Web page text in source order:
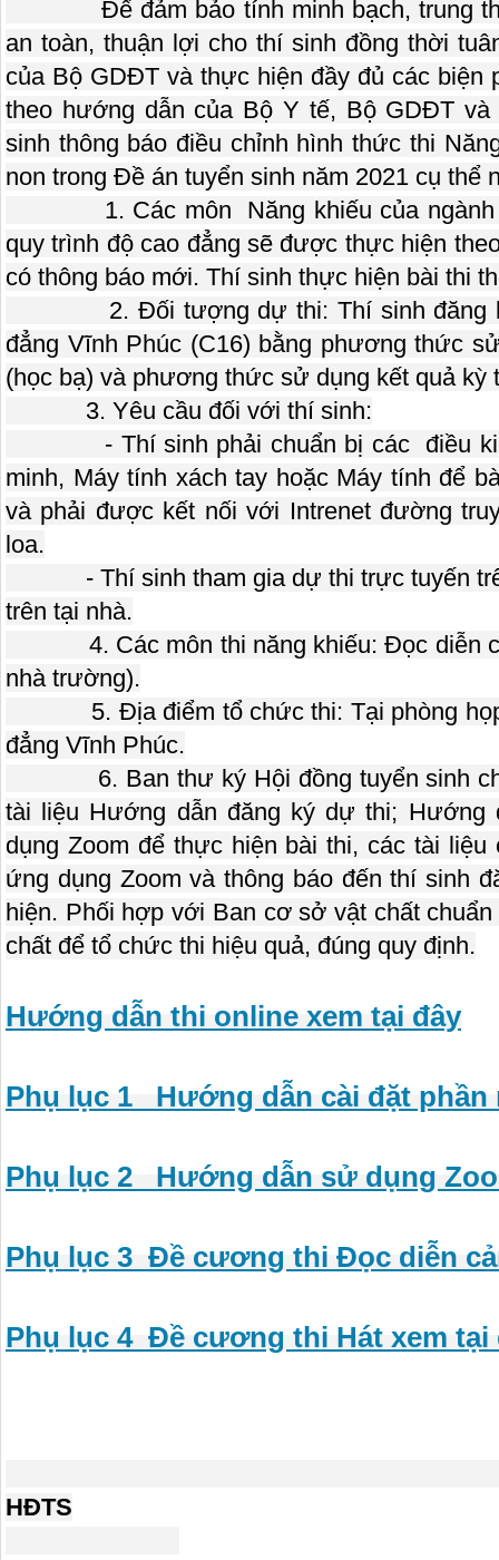
Để đảm bảo tính minh bạch, trung
an toàn, thuận lợi cho thí sinh đồng thời
của Bộ GDĐT và thực hiện đầy đủ các biện
theo hướng dẫn của Bộ Y tế, Bộ GDĐT
sinh thông báo điều chỉnh hình thức thi
non trong Đề án tuyển sinh năm 2021 cụ thể
1. Các môn Năng khiếu của ngành
quy trình độ cao đẳng sẽ được thực hiện
có thông báo mới. Thí sinh thực hiện bài thi
2. Đối tượng dự thi: Thí sinh đăng ký
đẳng Vĩnh Phúc (C16) bằng phương thức
(học bạ) và phương thức sử dụng kết quả kỳ
3. Yêu cầu đối với thí sinh:
- Thí sinh phải chuẩn bị các điều
minh, Máy tính xách tay hoặc Máy tính để
và phải được kết nối với Intrenet đường
loa.
- Thí sinh tham gia dự thi trực tuyến
trên tại nhà.
4. Các môn thi năng khiếu: Đọc diễn
nhà trường).
5. Địa điểm tổ chức thi: Tại phòng họp
đẳng Vĩnh Phúc.
6. Ban thư ký Hội đồng tuyển sinh
tài liệu Hướng dẫn đăng ký dự thi; Hướng
dụng Zoom để thực hiện bài thi, các tài
ứng dụng Zoom và thông báo đến thí sinh
hiện. Phối hợp với Ban cơ sở vật chất
chất để tổ chức thi hiệu quả, đúng quy định.
Hướng dẫn thi online xem tại đây
Phụ lục 1_ Hướng dẫn cài đặt phần
Phụ lục 2_ Hướng dẫn sử dụng
Phụ lục 3_Đề cương thi Đọc diễn
Phụ lục 4_Đề cương thi Hát xem tại
HĐTS